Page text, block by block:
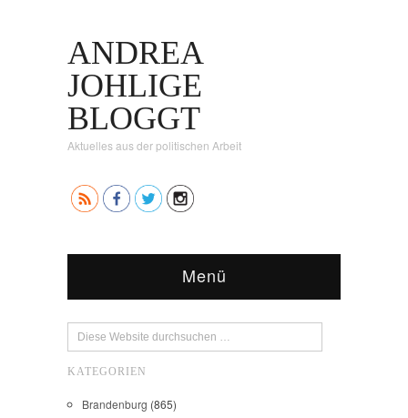
ANDREA
JOHLIGE
BLOGGT
Aktuelles aus der politischen Arbeit
Menü
KATEGORIEN
Brandenburg (865)